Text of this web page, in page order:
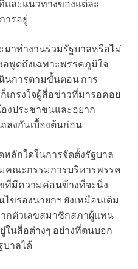
และแนวทางของแต่ละ
ารอยู่
มาทำงานร่วมรัฐบาลหรือไม่
พูดถึงเฉพาะพรรคภูมิใจ
นการตามขั้นตอน การ
ก็เกรงใจผู้สื่อข่าวที่มารอคอย
งประชาชนและอยาก
งกันเบื้องต้นก่อน
ลักใดในการจัดตั้งรัฐบาล
คณะกรรมการบริหารพรรค
ขที่มีความค่อนข้างที่จะนิ่ง
ไขรองนายกฯ ยังเหมือนเดิม
กตัวเลขสมาชิกสภาผู้แทน
ในสื่อต่างๆ อย่างที่ตนบอก
บาลได้